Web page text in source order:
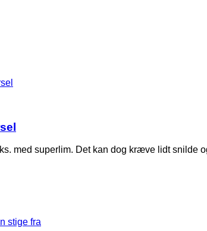
med superlim. Det kan dog kræve lidt snilde
stige fra